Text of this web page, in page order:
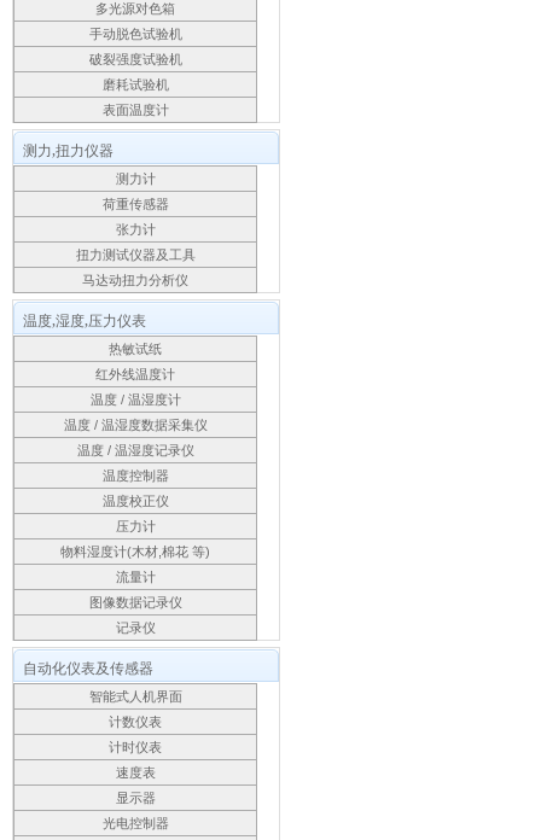
多光源对色箱
手动脱色试验机
破裂强度试验机
磨耗试验机
表面温度计
测力,扭力仪器
测力计
荷重传感器
张力计
扭力测试仪器及工具
马达动扭力分析仪
温度,湿度,压力仪表
热敏试纸
红外线温度计
温度 / 温湿度计
温度 / 温湿度数据采集仪
温度 / 温湿度记录仪
温度控制器
温度校正仪
压力计
物料湿度计(木材,棉花 等)
流量计
图像数据记录仪
记录仪
自动化仪表及传感器
智能式人机界面
计数仪表
计时仪表
速度表
显示器
光电控制器